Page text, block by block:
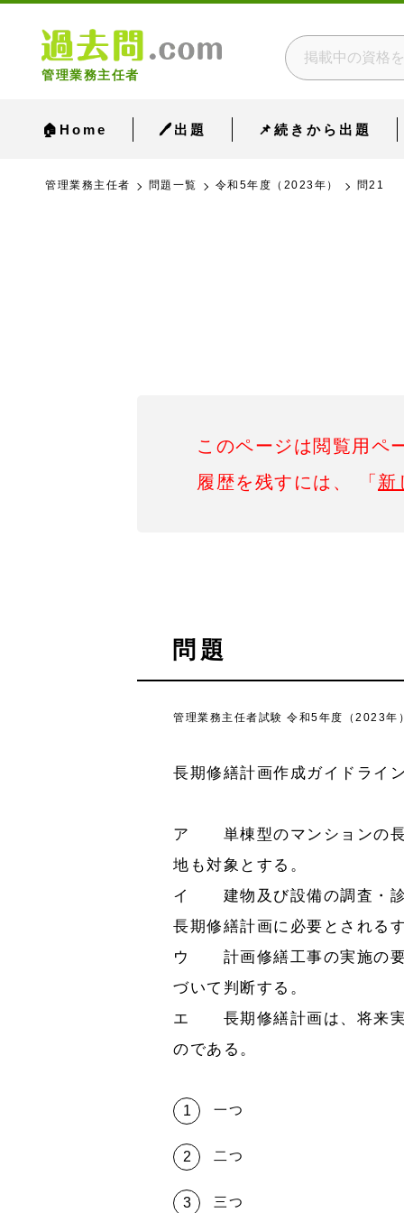
管理業務主任者
🏠Home 🖊出題 📌続きから出題
管理業務主任者 問題一覧 令和5年度（2023年） 問21
このページは閲覧用ペ
履歴を残すには、 「 新
問題
管理業務主任者試験 令和5年度（2023
長期修繕計画作成ガイドライ
ア 単棟型のマンションの長
地も対象とする。
イ 建物及び設備の調査・診
長期修繕計画に必要とされる
ウ 計画修繕工事の実施の要
づいて判断する。
エ 長期修繕計画は、将来実
のである。
一つ
二つ
三つ